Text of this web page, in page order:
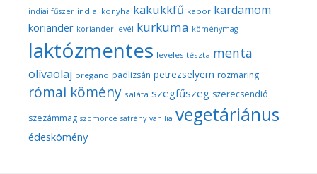
indiai fűszer indiai konyha kakukkfű kapor kardamom
koriander koriander levél kurkuma köménymag
laktózmentes leveles tészta menta
olívaolaj oregano padlizsán petrezselyem rozmaring
római kömény saláta szegfűszeg szerecsendió
szezámmag szömörce sáfrány vanília vegetáriánus
édeskömény